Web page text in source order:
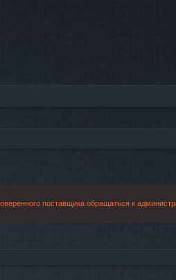
поставщика обращаться к